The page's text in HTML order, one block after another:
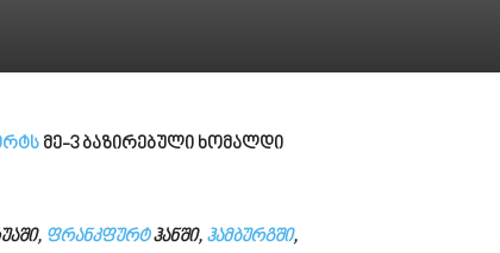
მე-3 ბაზირებული ხომალდი
ფრანკფურტჰანში, ჰამბურგში,